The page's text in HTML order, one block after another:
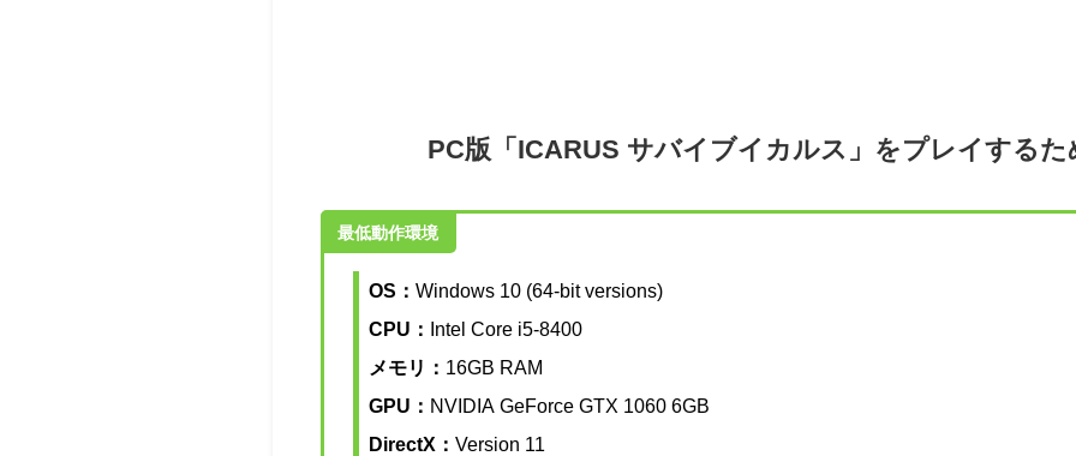
PC版「ICARUS サバイブイカルス」をプレイする
最低動作環境
OS： Windows 10 (64-bit versions)
CPU：
Intel Core i5-8400
メモリ： 16GB RAM
GPU： NVIDIA GeForce GTX 1060 6GB
DirectX： Version 11